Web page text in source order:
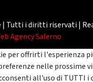
| Tutti i diritti riservati |
Agency Salerno
per offrirti l'esperienza
nelle prossime
all'uso di TUTTI i